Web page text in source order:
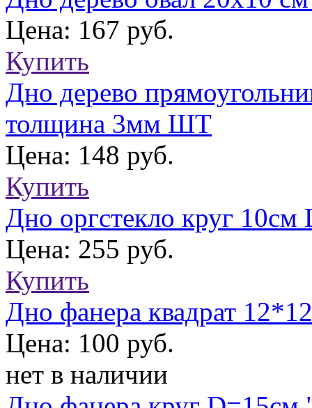
Цена: 167 руб.
Купить
Дно дерево
толщина 3мм ШТ
Цена: 148 руб.
Купить
Дно оргстекло круг
Цена: 255 руб.
Купить
Дно фанера квадрат
Цена: 100 руб.
нет в наличии